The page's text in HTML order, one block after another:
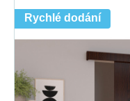
Rychlé dodání